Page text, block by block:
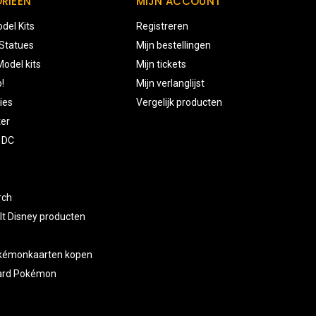
Kits
kits
Disney producten
kopen
Pokémon
Registreren
Mijn bestellingen
Mijn tickets
Mijn verlanglijst
Vergelijk producten